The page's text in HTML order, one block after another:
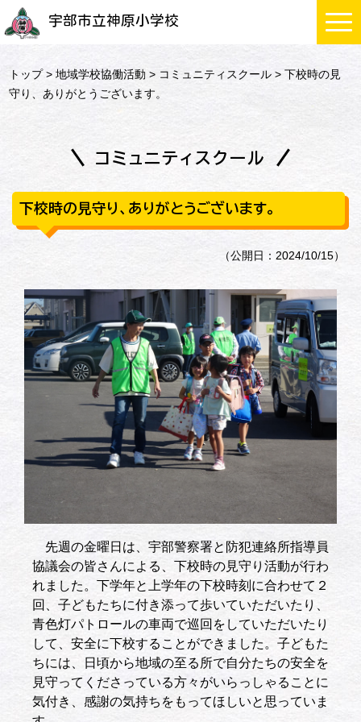
宇部市立神原小学校
トップ>地域学校協働活動 > コミュニティスクール > 下校時の見
守り、ありがとうございます。
コミュニティスクール
下校時の見守り、ありがとうございます。
（公開日：2024/10/15）
先週の金曜日は、宇部警察署と防犯連絡所指導員
協議会の皆さんによる、下校時の見守り活動が行わ
れました。下学年と上学年の下校時刻に合わせて２
回、子どもたちに付き添って歩いていただいたり、
青色灯パトロールの車両で巡回をしていただいたり
して、安全に下校することができました。子どもた
ちには、日頃から地域の至る所で自分たちの安全を
見守ってくださっている方々がいらっしゃることに
気付き、感謝の気持ちをもってほしいと思っていま